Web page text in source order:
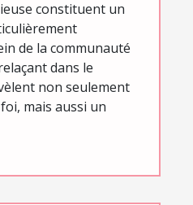
constituent un
de la communauté
dans le
non seulement
mais aussi un